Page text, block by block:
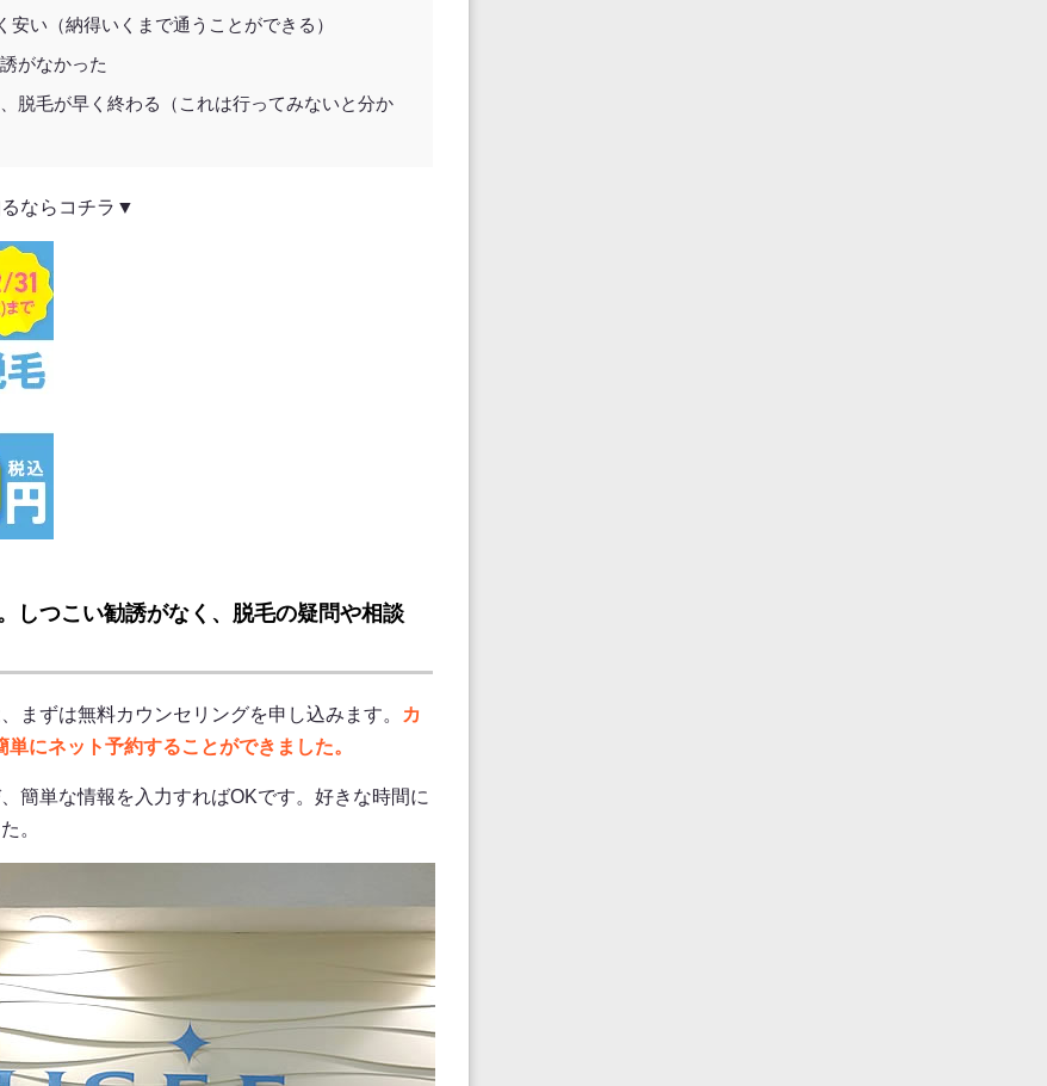
い（納得いくまで通うことができる）
がなかった
脱毛が早く終わる（これは行ってみないと分か
ならコチラ▼
しつこい勧誘がなく、脱毛の疑問や相談
まずは無料カウンセリングを申し込みます。
カ
にネット予約することができました。
簡単な情報を入力すればOKです。好きな時間に
。